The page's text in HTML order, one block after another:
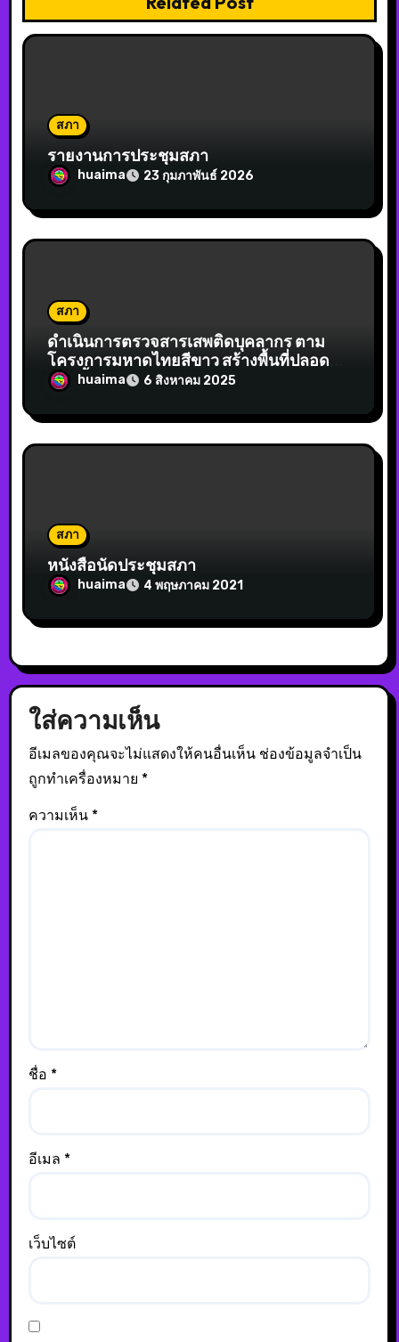
สภา
รายงานการประชุมสภา
huaima 23 กุมภาพันธ์ 2026
สภา
ดำเนินการตรวจสารเสพติดบุคลากร ตาม
โครงการมหาดไทยสีขาว สร้างพื้นที่ปลอดภัย
หยุดยั้งยาเสพติด (Safe Zero No Drugs)
huaima 6 สิงหาคม 2025
สภา
หนังสือนัดประชุมสภา
huaima 4 พฤษภาคม 2021
ใส่ความเห็น
อีเมลของคุณจะไม่แสดงให้คนอื่นเห็น ช่องข้อมูลจำเป็น
ถูกทำเครื่องหมาย *
ความเห็น *
ชื่อ *
อีเมล *
เว็บไซต์